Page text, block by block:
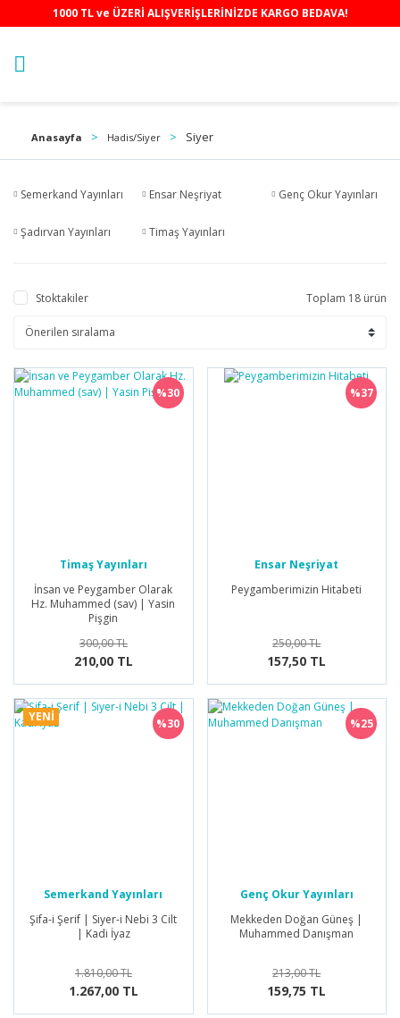
1000 TL ve ÜZERİ ALIŞVERİŞLERİNİZDE KARGO BEDAVA!
Anasayfa Hadis/Siyer Siyer
Semerkand Yayınları Ensar Neşriyat Genç Okur Yayınları
Şadırvan Yayınları Timaş Yayınları
Stoktakiler Toplam 18 ürün
%30
Timaş Yayınları
İnsan ve Peygamber Olarak
Hz. Muhammed (sav) | Yasin
Pişgin
300,00 TL
210,00 TL
%37
Ensar Neşriyat
Peygamberimizin Hitabeti
250,00 TL
157,50 TL
YENİ %30
Semerkand Yayınları
Şifa-i Şerif | Siyer-i Nebi 3 Cilt
| Kadi İyaz
1.810,00 TL
1.267,00 TL
%25
Genç Okur Yayınları
Mekkeden Doğan Güneş |
Muhammed Danışman
213,00 TL
159,75 TL